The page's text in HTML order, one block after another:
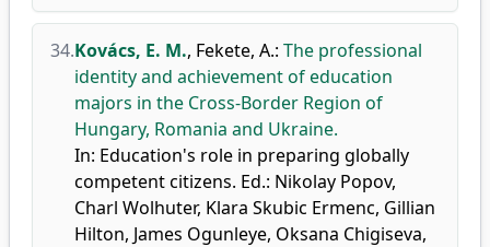
34.Kovács, E. M., Fekete, A.: The professional
identity and achievement of education
majors in the Cross-Border Region of
Hungary, Romania and Ukraine.
In: Education's role in preparing globally
competent citizens. Ed.: Nikolay Popov,
Charl Wolhuter, Klara Skubic Ermenc, Gillian
Hilton, James Ogunleye, Oksana Chigiseva,